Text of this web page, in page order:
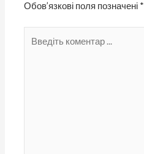
Обов’язкові поля позначені *
коментар